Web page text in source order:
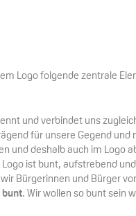
Logo folgende zentrale
und verbindet uns
für unsere Gegend und
und deshalb auch im Logo
Logo ist bunt, aufstrebend
Bürgerinnen und Bürger
bunt. Wir wollen so bunt sein